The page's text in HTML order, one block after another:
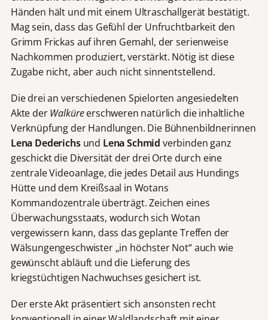
Händen hält und mit einem Ultraschallgerät bestätigt.
Mag sein, dass das Gefühl der Unfruchtbarkeit den
Grimm Frickas auf ihren Gemahl, der serienweise
Nachkommen produziert, verstärkt. Nötig ist diese
Zugabe nicht, aber auch nicht sinnentstellend.
Die drei an verschiedenen Spielorten angesiedelten
Akte derWalküreerschweren natürlich die inhaltliche
Verknüpfung der Handlungen. Die Bühnenbildnerinnen
Lena Dederichsund Lena Schmid verbinden ganz
geschickt die Diversität der drei Orte durch eine
zentrale Videoanlage, die jedes Detail aus Hundings
Hütte und dem Kreißsaal in Wotans
Kommandozentrale überträgt. Zeichen eines
Überwachungsstaats, wodurch sich Wotan
vergewissern kann, dass das geplante Treffen der
Wälsungengeschwister „in höchster Not“ auch wie
gewünscht abläuft und die Lieferung des
kriegstüchtigen Nachwuchses gesichert ist.
Der erste Akt präsentiert sich ansonsten recht